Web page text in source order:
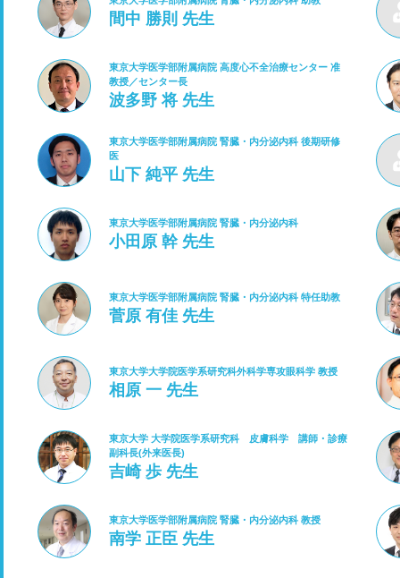
間中 勝則 先生
東京大学医学部附属病院 高度心不全治療センター 准
教授／センター長
波多野 将 先生
東京大学医学部附属病院 腎臓・内分泌内科 後期研修
医
山下 純平 先生
東京大学医学部附属病院 腎臓・内分泌内科
小田原 幹 先生
東京大学医学部附属病院 腎臓・内分泌内科 特任助教
菅原 有佳 先生
東京大学大学院医学系研究科外科学専攻眼科学 教授
相原 一 先生
東京大学 大学院医学系研究科 皮膚科学 講師・診療
副科長(外来医長)
吉崎 歩 先生
東京大学医学部附属病院 腎臓・内分泌内科 教授
南学 正臣 先生